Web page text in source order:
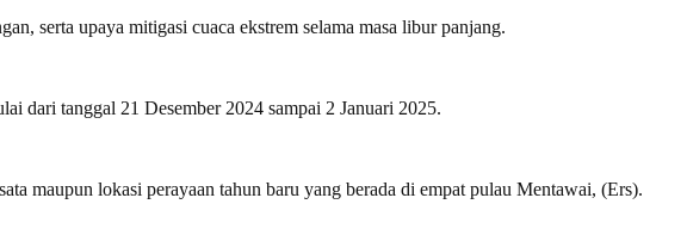
serta upaya mitigasi cuaca ekstrem selama masa libur panjang.
dari tanggal 21 Desember 2024 sampai 2 Januari 2025.
maupun lokasi perayaan tahun baru yang berada di empat pulau Mentawai, (Ers).